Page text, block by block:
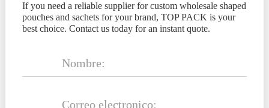
If you need a reliable supplier for custom wholesale shaped
pouches and sachets for your brand, TOP PACK is your
best choice. Contact us today for an instant quote.